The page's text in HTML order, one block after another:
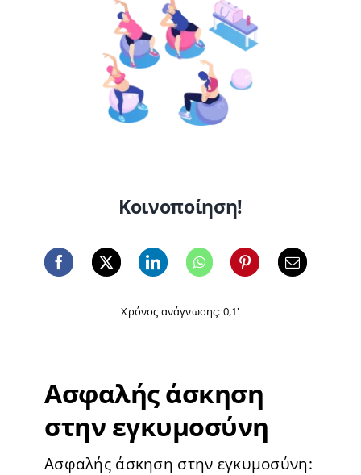
Κοινοποίηση!
Χρόνος ανάγνωσης: 0,1'
Ασφαλής άσκηση
στην εγκυμοσύνη
Ασφαλής άσκηση στην εγκυμοσύνη: